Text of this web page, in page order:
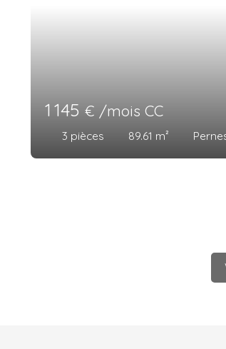
1 145 € /mois CC
3 pièces 89.61 m²